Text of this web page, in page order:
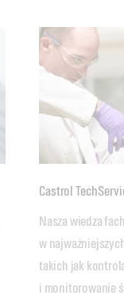
Castrol
Nasza wiedza
w
takich jak
i monitorowanie